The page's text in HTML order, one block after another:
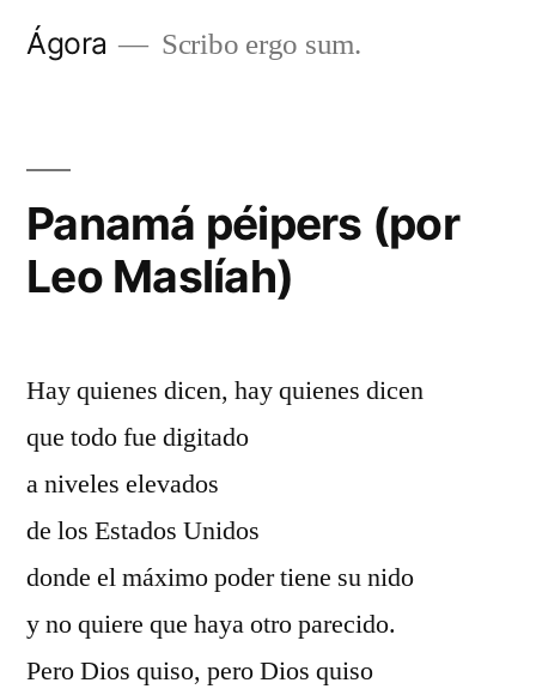
Saltar
Ágora Scribo ergo sum.
Panamá péipers (por
Leo Maslíah)
Hay quienes dicen, hay quienes dicen
que todo fue digitado
a niveles elevados
de los Estados Unidos
donde el máximo poder tiene su nido
y no quiere que haya otro parecido.
Pero Dios quiso, pero Dios quiso